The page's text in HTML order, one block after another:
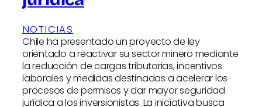
NOTICIAS
Chile ha presentado un proyecto de ley
orientado a reactivar su sector minero mediante
la reducción de cargas tributarias, incentivos
laborales y medidas destinadas a acelerar los
procesos de permisos y dar mayor seguridad
jurídica a los inversionistas. La iniciativa busca